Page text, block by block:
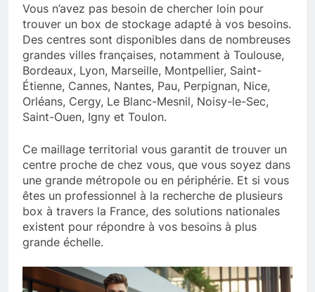
Vous n’avez pas besoin de chercher loin pour
trouver un box de stockage adapté à vos besoins.
Des centres sont disponibles dans de nombreuses
grandes villes françaises, notamment à Toulouse,
Bordeaux, Lyon, Marseille, Montpellier, Saint-
Étienne, Cannes, Nantes, Pau, Perpignan, Nice,
Orléans, Cergy, Le Blanc-Mesnil, Noisy-le-Sec,
Saint-Ouen, Igny et Toulon.
Ce maillage territorial vous garantit de trouver un
centre proche de chez vous, que vous soyez dans
une grande métropole ou en périphérie. Et si vous
êtes un professionnel à la recherche de plusieurs
box à travers la France, des solutions nationales
existent pour répondre à vos besoins à plus
grande échelle.